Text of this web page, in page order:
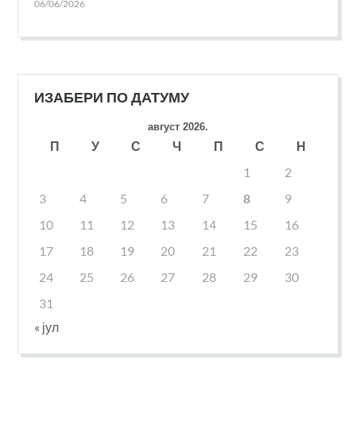
06/06/2026
ИЗАБЕРИ ПО ДАТУМУ
август 2026.
П У С Ч П С
Н
1
2
3
4 5 6 7 8
9
10
11 12 13 14 15
16
17
18 19 20 21 22
23
24
25 26 27 28 29
30
31
« јул